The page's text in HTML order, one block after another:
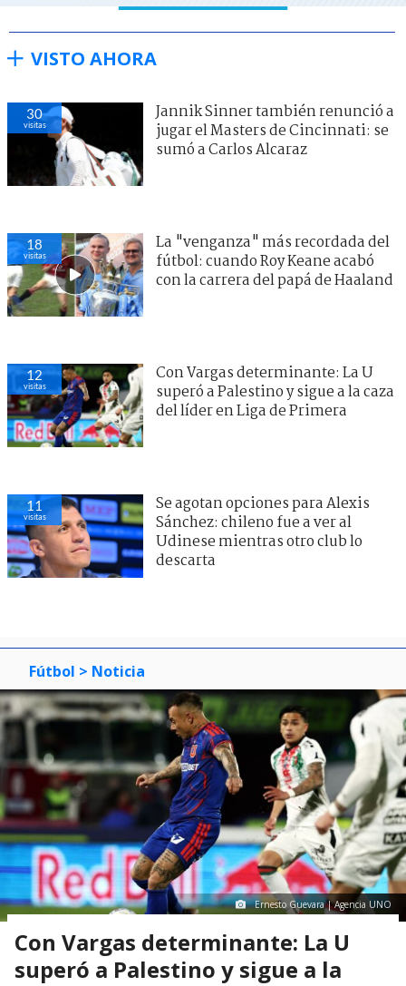
VISTO AHORA
30
visitas
Jannik Sinner también renunció a
jugar el Masters de Cincinnati: se
sumó a Carlos Alcaraz
18
visitas
La "venganza" más recordada del
fútbol: cuando Roy Keane acabó
con la carrera del papá de Haaland
12
visitas
Con Vargas determinante: La U
superó a Palestino y sigue a la caza
del líder en Liga de Primera
11
visitas
Se agotan opciones para Alexis
Sánchez: chileno fue a ver al
Udinese mientras otro club lo
descarta
Fútbol > Noticia
Ernesto Guevara | Agencia UNO
Con Vargas determinante: La U
superó a Palestino y sigue a la